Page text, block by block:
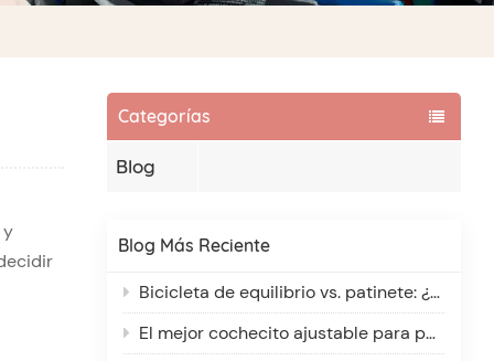
Categorías
Blog
Blog Más Reciente
Bicicleta de equilibrio vs. patinete: ¿Cuál es mejor para niños de 2 a 6 años?
El mejor cochecito ajustable para padres altos y bajos: comodidad para cada cuidador
y